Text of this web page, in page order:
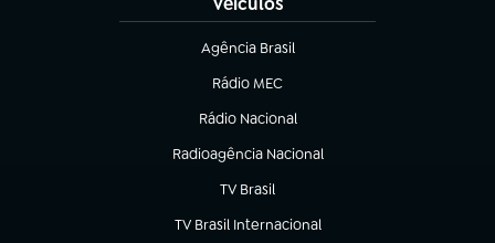
Agência Brasil
(abre em nova aba)
Rádio MEC
Rádio Nacional
(abre em nova aba)
Radioagência Nacional
(abre em nova aba)
TV Brasil
(abre em nova aba)
TV Brasil Internacional
(abre em nova aba)